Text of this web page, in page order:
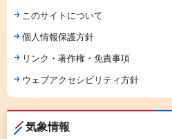
このサイトについて
個人情報保護方針
リンク・著作権・免責事項
ウェブアクセシビリティ方針
気象情報